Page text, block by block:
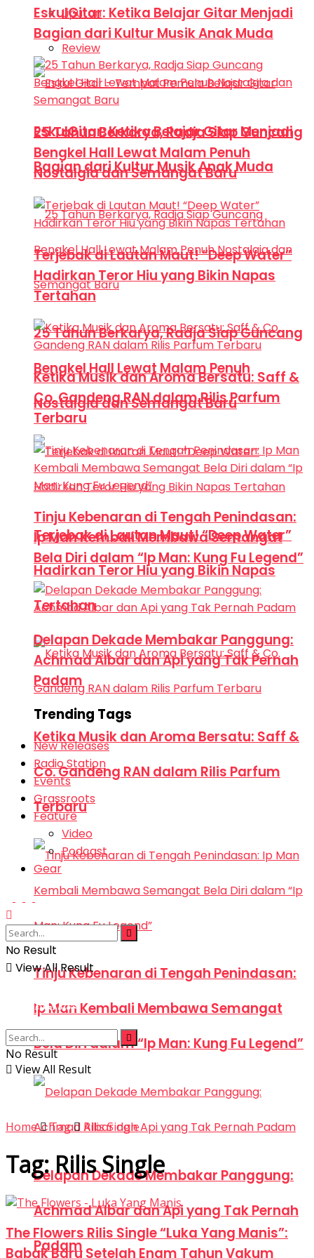
Liputan
Review
EskulGitar: Ketika Belajar Gitar Menjadi
Bagian dari Kultur Musik Anak Muda
25 Tahun Berkarya, Radja Siap Guncang
Bengkel Hall Lewat Malam Penuh
Nostalgia dan Semangat Baru
Terjebak di Lautan Maut! “Deep Water”
Hadirkan Teror Hiu yang Bikin Napas
Tertahan
Ketika Musik dan Aroma Bersatu: Saff &
Co. Gandeng RAN dalam Rilis Parfum
Terbaru
Tinju Kebenaran di Tengah Penindasan:
Ip Man Kembali Membawa Semangat
Bela Diri dalam “Ip Man: Kung Fu Legend”
Delapan Dekade Membakar Panggung:
Achmad Albar dan Api yang Tak Pernah
Padam
EskulGitar: Ketika Belajar Gitar Menjadi
Bagian dari Kultur Musik Anak Muda
25 Tahun Berkarya, Radja Siap Guncang
Bengkel Hall Lewat Malam Penuh
Nostalgia dan Semangat Baru
Terjebak di Lautan Maut! “Deep Water”
Hadirkan Teror Hiu yang Bikin Napas
Tertahan
Ketika Musik dan Aroma Bersatu: Saff &
Co. Gandeng RAN dalam Rilis Parfum
Terbaru
Tinju Kebenaran di Tengah Penindasan:
Ip Man Kembali Membawa Semangat
Bela Diri dalam “Ip Man: Kung Fu Legend”
Delapan Dekade Membakar Panggung:
Achmad Albar dan Api yang Tak Pernah
Padam
Trending Tags
New Releases
Radio Station
Events
Grassroots
Feature
Video
Podcast
Gear
No Result
View All Result
No Result
View All Result
Home Tag Rilis Single
Tag:Rilis Single
The Flowers Rilis Single “Luka Yang Manis”:
Babak Baru Setelah Enam Tahun Vakum